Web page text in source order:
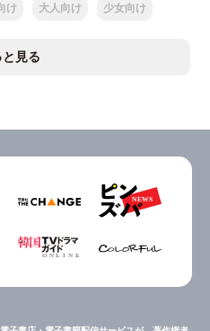
け 大人向け 少女向け
と見る